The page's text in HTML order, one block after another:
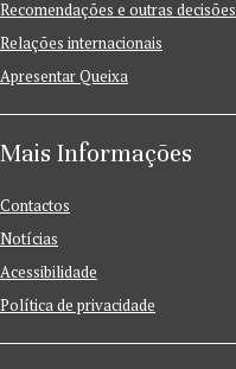
Recomendações e outras decisões
Relações internacionais
Apresentar Queixa
Mais Informações
Contactos
Notícias
Acessibilidade
Política de privacidade